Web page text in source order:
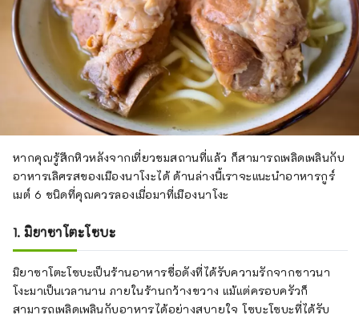
หากคุณรู้สึกหิวหลังจากเที่ยวชมสถานที่แล้ว ก็สามารถเพลิดเพลินกับ
อาหารเลิศรสของเมืองนาโงะได้ ด้านล่างนี้เราจะแนะนำอาหารกูร์
เมต์ 6 ชนิดที่คุณควรลองเมื่อมาที่เมืองนาโงะ
1. มิยาซาโตะโซบะ
มิยาซาโตะโซบะเป็นร้านอาหารชื่อดังที่ได้รับความรักจากชาวนา
โงะมาเป็นเวลานาน ภายในร้านกว้างขวาง แม้แต่ครอบครัวก็
สามารถเพลิดเพลินกับอาหารได้อย่างสบายใจ โซบะโซบะที่ได้รับ